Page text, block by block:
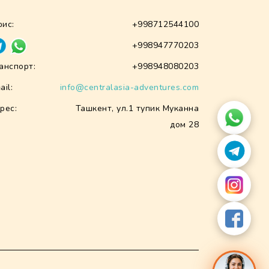
+998712544100
+998947770203
+998948080203
info@centralasia-adventures.com
Ташкент, ул.1 тупик Муканна
дом 28